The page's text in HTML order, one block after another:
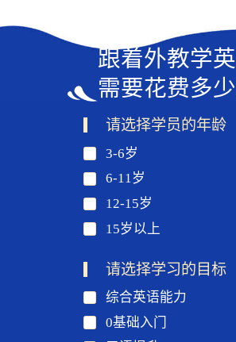
跟着外教学
需要花费多
请选择学员的年龄
3-6岁
6-11岁
12-15岁
15岁以上
请选择学习的目标
综合英语能力
0基础入门